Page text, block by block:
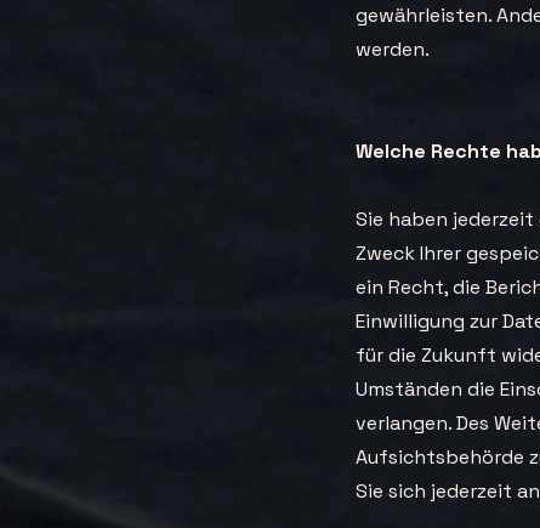
gewährleisten.
werden.
Welche Rechte
Sie haben
Zweck Ihrer
ein Recht, die
Einwilligung zur
für die Zukunft
Umständen die
verlangen. Des
Aufsichtsbehörde
Sie sich jederzeit